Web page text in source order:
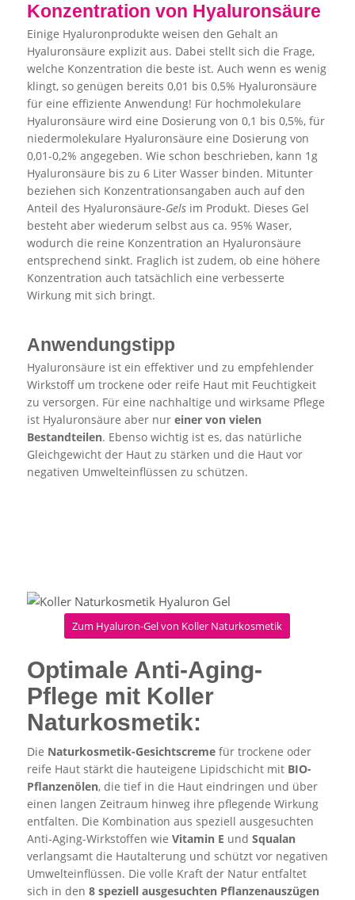
Konzentration von Hyaluronsäure
Einige Hyaluronprodukte weisen den Gehalt an
Hyaluronsäure explizit aus. Dabei stellt sich die Frage,
welche Konzentration die beste ist. Auch wenn es wenig
klingt, so genügen bereits 0,01 bis 0,5% Hyaluronsäure
für eine effiziente Anwendung! Für hochmolekulare
Hyaluronsäure wird eine Dosierung von 0,1 bis 0,5%, für
niedermolekulare Hyaluronsäure eine Dosierung von
0,01-0,2% angegeben. Wie schon beschrieben, kann 1g
Hyaluronsäure bis zu 6 Liter Wasser binden. Mitunter
beziehen sich Konzentrationsangaben auch auf den
Anteil des Hyaluronsäure-Gelsim Produkt. Dieses Gel
besteht aber wiederum selbst aus ca. 95% Waser,
wodurch die reine Konzentration an Hyaluronsäure
entsprechend sinkt. Fraglich ist zudem, ob eine höhere
Konzentration auch tatsächlich eine verbesserte
Wirkung mit sich bringt.
Anwendungstipp
Hyaluronsäure ist ein effektiver und zu empfehlender
Wirkstoff um trockene oder reife Haut mit Feuchtigkeit
zu versorgen. Für eine nachhaltige und wirksame Pflege
ist Hyaluronsäure aber nur einer von vielen
Bestandteilen. Ebenso wichtig ist es, das natürliche
Gleichgewicht der Haut zu stärken und die Haut vor
negativen Umwelteinflüssen zu schützen.
Zum Hyaluron-Gel von Koller Naturkosmetik
Optimale Anti-Aging-
Pflege mit Koller
Naturkosmetik:
Die Naturkosmetik-Gesichtscremefür trockene oder
reife Haut stärkt die hauteigene Lipidschicht mit BIO-
Pflanzenölen, die tief in die Haut eindringen und über
einen langen Zeitraum hinweg ihre pflegende Wirkung
entfalten. Die Kombination aus speziell ausgesuchten
Anti-Aging-Wirkstoffen wie Vitamin E und Squalan
verlangsamt die Hautalterung und schützt vor negativen
Umwelteinflüssen. Die volle Kraft der Natur entfaltet
sich in den 8 speziell ausgesuchten Pflanzenauszügen